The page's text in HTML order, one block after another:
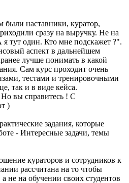
были наставники, куратор,
сразу на выручку. Не на
тут один. Кто мне подскажет ?".
аспект в дальнейшем
лучше понимать в какой
Сам курс проходит очень
тестами и тренировочными
так и в виде кейса.
вы справитесь ! С
)
задания, которые
- Интересные задачи, темы
кураторов и сотрудников к
рассчитана на то чтобы
а не на обучении своих студентов